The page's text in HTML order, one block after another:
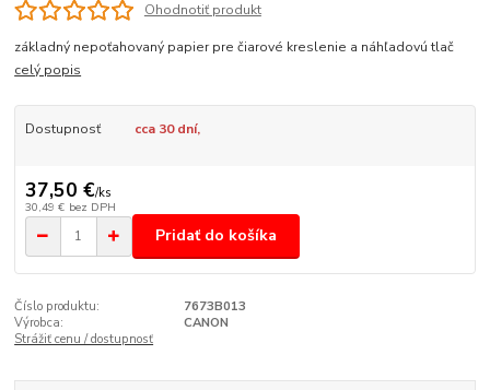
Ohodnotiť produkt
základný nepoťahovaný papier pre čiarové kreslenie a náhľadovú tlač
celý popis
Dostupnosť cca 30 dní,
37,50 €/ks
30,49 € bez DPH
Pridať do košíka
Číslo produktu:
7673B013
Výrobca:
CANON
Strážiť cenu / dostupnosť